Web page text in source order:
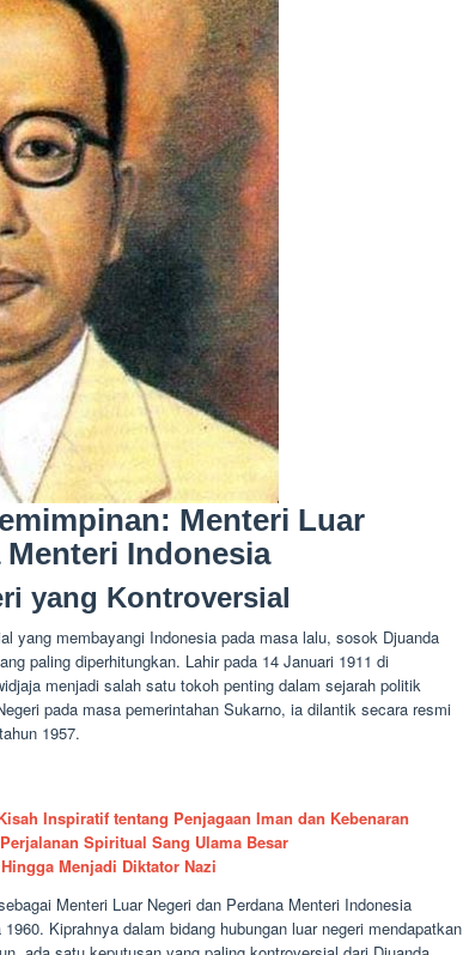
Menteri Luar
Indonesia
yang Kontroversial
yang membayangi Indonesia pada masa lalu, sosok Djuanda
paling diperhitungkan. Lahir pada 14 Januari 1911 di
menjadi salah satu tokoh penting dalam sejarah politik
pada masa pemerintahan Sukarno, ia dilantik secara resmi
1957.
Inspiratif tentang Penjagaan Iman dan Kebenaran
Spiritual Sang Ulama Besar
Menjadi Diktator Nazi
Menteri Luar Negeri dan Perdana Menteri Indonesia
Kiprahnya dalam bidang hubungan luar negeri mendapatkan